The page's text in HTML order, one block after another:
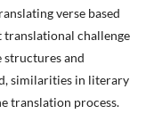
verse based
translational challenge
structures and
similarities in literary
translation process.